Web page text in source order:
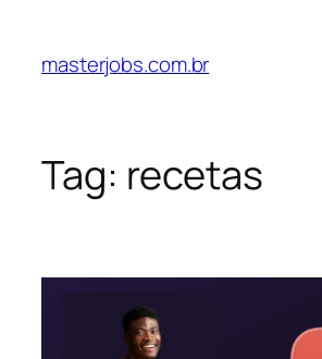
masterjobs.com.br
Tag: recetas